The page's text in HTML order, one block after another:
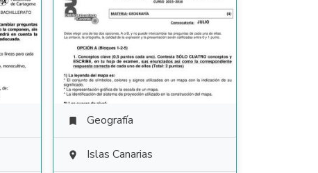
 Geografía
 Islas Canarias